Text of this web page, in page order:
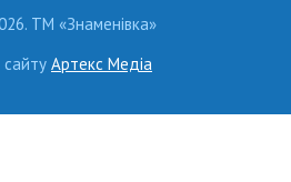
ТМ «Знаменівка»
сайту Артекс Медіа